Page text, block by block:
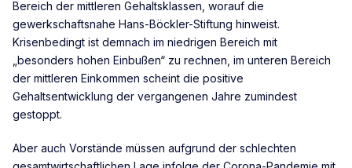
Bereich der mittleren Gehaltsklassen, worauf die
gewerkschaftsnahe Hans-Böckler-Stiftung hinweist.
Krisenbedingt ist demnach im niedrigen Bereich mit
„besonders hohen Einbußen“ zu rechnen, im unteren Bereich
der mittleren Einkommen scheint die positive
Gehaltsentwicklung der vergangenen Jahre zumindest
gestoppt.
Aber auch Vorstände müssen aufgrund der schlechten